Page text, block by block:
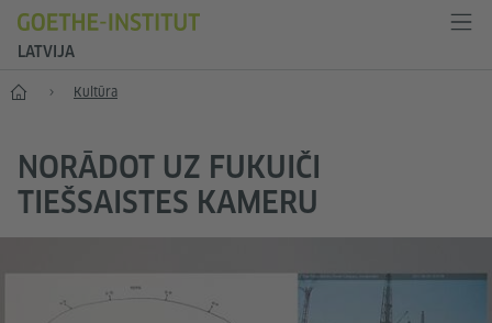
LATVIJA
Sākums Kultūra
NORĀDOT UZ FUKUIČI
TIEŠSAISTES KAMERU